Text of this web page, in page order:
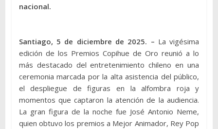
nacional.
Santiago, 5 de diciembre de 2025. – La vigésima
edición de los Premios Copihue de Oro reunió a lo
más destacado del entretenimiento chileno en una
ceremonia marcada por la alta asistencia del público,
el despliegue de figuras en la alfombra roja y
momentos que captaron la atención de la audiencia.
La gran figura de la noche fue José Antonio Neme,
quien obtuvo los premios a Mejor Animador, Rey Pop